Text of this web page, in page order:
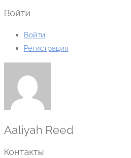
Войти
Войти
Регистрация
Aaliyah Reed
Контакты